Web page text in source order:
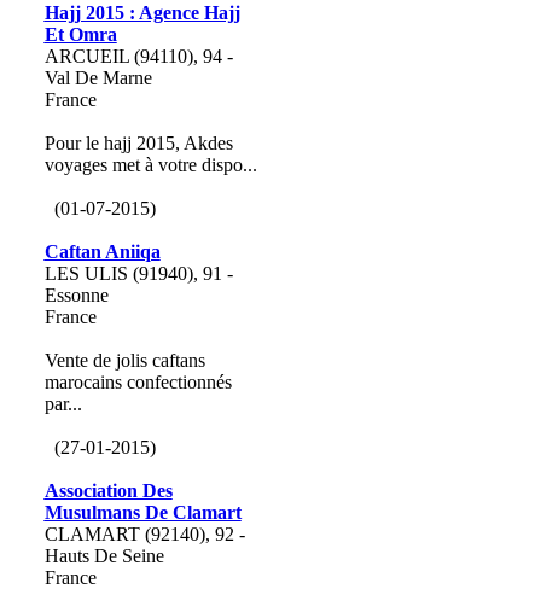
Hajj 2015 : Agence Hajj
Et Omra
ARCUEIL (94110), 94 -
Val De Marne
France
Pour le hajj 2015, Akdes
voyages met à votre dispo...
(01-07-2015)
Caftan Aniiqa
LES ULIS (91940), 91 -
Essonne
France
Vente de jolis caftans
marocains confectionnés
par...
(27-01-2015)
Association Des
Musulmans De Clamart
CLAMART (92140), 92 -
Hauts De Seine
France